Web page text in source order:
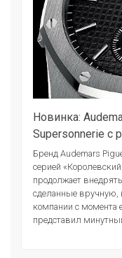
Новинка:
Supersonnerie с
Бренд Audemars
серией
продолжает
сделанные вручную,
компании с момента
представил